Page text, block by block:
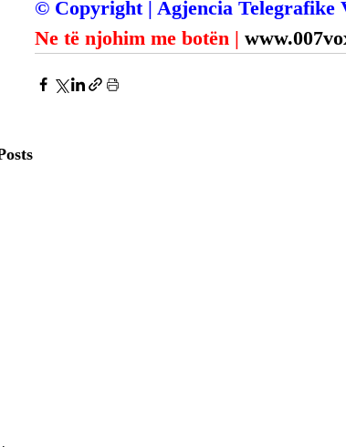
© Copyright | Agjencia Telegrafike
Ne të njohim me botën |